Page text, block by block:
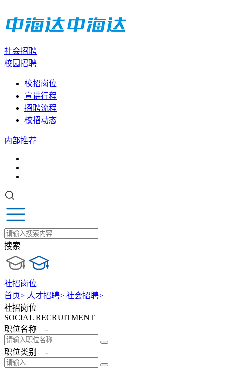
社会招聘
校园招聘
校招岗位
宣讲行程
招聘流程
校招动态
内部推荐
搜索
社招岗位
首页> 人才招聘> 社会招聘>
社招岗位
SOCIAL RECRUITMENT
职位名称 + -
职位类别 + -